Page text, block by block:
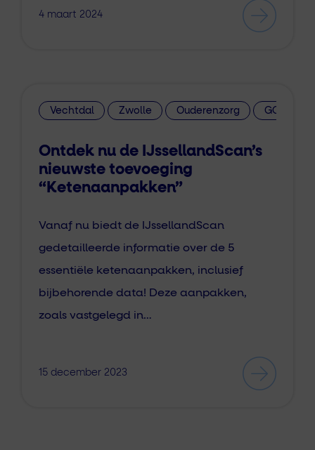
4 maart 2024
Vechtdal Zwolle Ouderenzorg GGZ
Ontdek nu de IJssellandScan’s
nieuwste toevoeging
“Ketenaanpakken”
Vanaf nu biedt de IJssellandScan
gedetailleerde informatie over de 5
essentiële ketenaanpakken, inclusief
bijbehorende data! Deze aanpakken,
zoals vastgelegd in…
15 december 2023